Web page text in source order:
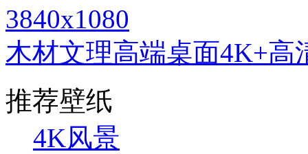
3840x1080
木材文理高端桌面4K+高
推荐壁纸
4K风景